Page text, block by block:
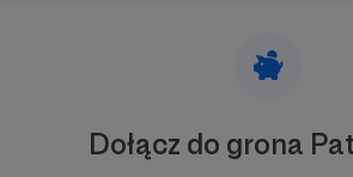
Dołącz do grona